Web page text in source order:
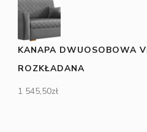
KANAPA DWUOSOBOWA
ROZKŁADANA
1 545,50zł